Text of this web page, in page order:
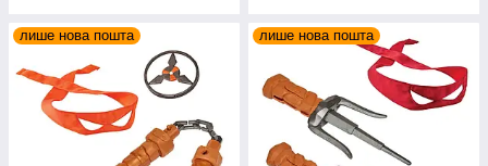
лише нова пошта лише нова пошта